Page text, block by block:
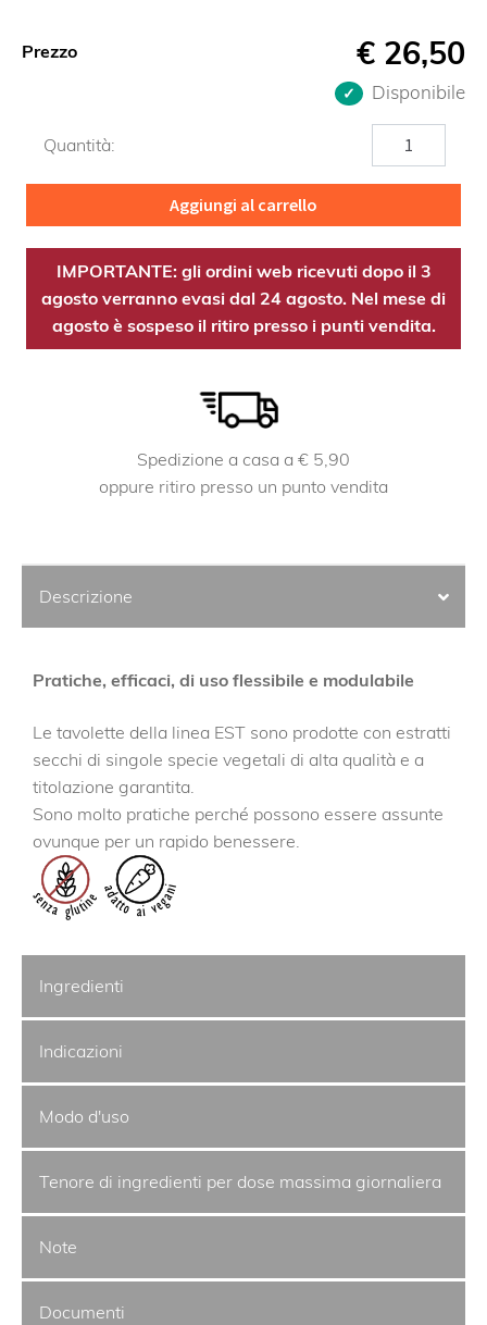
Prezzo € 26,50
Disponibile
Quantità:
Shatavari
EST
quantità
Aggiungi al carrello
IMPORTANTE: gli ordini web ricevuti dopo il 3
agosto verranno evasi dal 24 agosto. Nel mese di
agosto è sospeso il ritiro presso i punti vendita.
Spedizione a casa a € 5,90
oppure ritiro presso un punto vendita
Descrizione
Pratiche, efficaci, di uso flessibile e modulabile
Le tavolette della linea EST sono prodotte con estratti
secchi di singole specie vegetali di alta qualità e a
titolazione garantita.
Sono molto pratiche perché possono essere assunte
ovunque per un rapido benessere.
Ingredienti
Indicazioni
Modo d'uso
Tenore di ingredienti per dose massima giornaliera
Note
Documenti